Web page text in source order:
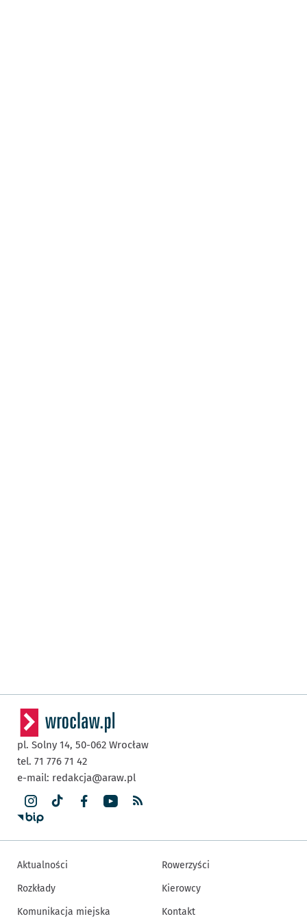
pl. Solny 14, 50-062 Wrocław
tel. 71 776 71 42
e-mail: redakcja@araw.pl
Aktualności
Rozkłady
Komunikacja miejska
Rowerzyści
Kierowcy
Kontakt